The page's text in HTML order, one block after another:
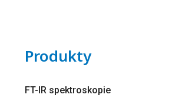
Produkty
FT-IR spektroskopie